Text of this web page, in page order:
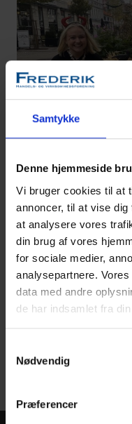
Samtykke
Denne hjemmeside
Vi bruger cookies til at
annoncer, til at vise
at analysere vores
din brug af vores
for sociale medier,
analysepartnere.
data med andre
de har indsamlet fra
Nødvendig
Præferencer
Det (U)hyggelige
Følg med så længe på
Tilbage